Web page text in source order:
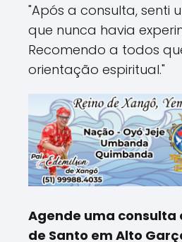
"Após a consulta, senti
que nunca havia
Recomendo a todos
orientação espiritual."
Agende uma consulta
de Santo em Alto